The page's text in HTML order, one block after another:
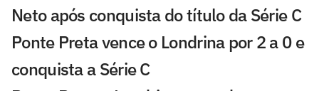
Neto após conquista do título da Série C
Ponte Preta vence o Londrina por 2 a 0 e
conquista a Série C